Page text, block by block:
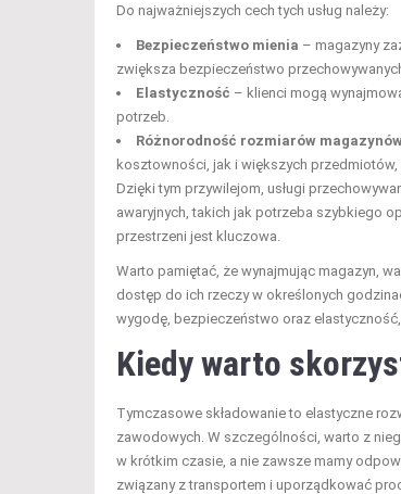
Do najważniejszych cech tych usług należy:
Bezpieczeństwo mienia – magazyny
zwiększa bezpieczeństwo
Elastyczność – klienci mogą
potrzeb.
Różnorodność rozmiarów
kosztowności, jak i większych przedmiotów,
Dzięki tym przywilejom, usługi
awaryjnych, takich jak potrzeba szybkiego
przestrzeni jest kluczowa.
Warto pamiętać, że wynajmując magazyn,
dostęp do ich rzeczy w określonych
wygodę, bezpieczeństwo oraz
Kiedy warto
Tymczasowe składowanie to elastyczne
zawodowych. W szczególności, warto z
w krótkim czasie, a nie zawsze mamy
związany z transportem i uporządkować